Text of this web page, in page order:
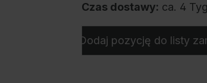
Czas dostawy: ca. 4
Dodaj pozycję do listy